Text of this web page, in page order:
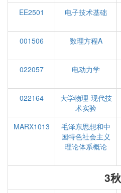
EE2501
电子技术基础
001506
数理方程A
022057
电动力学
022164
大学物理-现代技
术实验
MARX1013
毛泽东思想和中
国特色社会主义
理论体系概论
3秋